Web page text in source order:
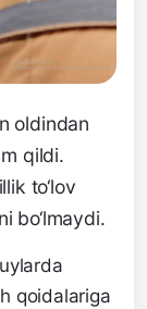
oldindan
qildi.
to‘lov
bo‘lmaydi.
qoidalariga